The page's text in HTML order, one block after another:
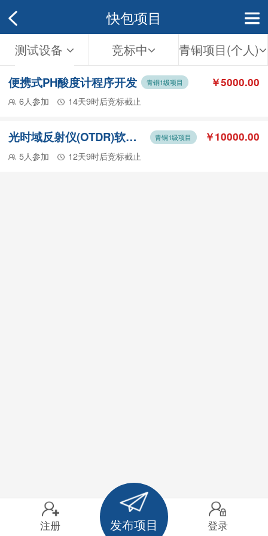
快包项目
注册 发布项目 登录
测试设备 竞标中 青铜项目(个人)
便携式PH酸度计程序开发 青铜1级项目
6人参加 14天9时后竞标截止
￥5000.00
光时域反射仪(OTDR)软硬件开发 青铜1级项目
5人参加 12天9时后竞标截止
￥10000.00